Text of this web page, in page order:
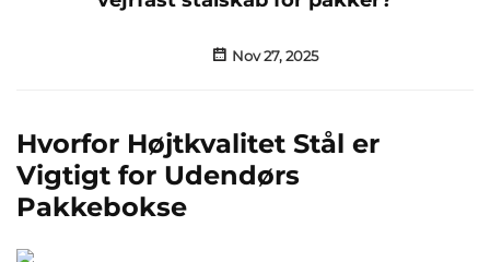
Nov 27, 2025
Hvorfor Højtkvalitet Stål er
Vigtigt for Udendørs
Pakkebokse